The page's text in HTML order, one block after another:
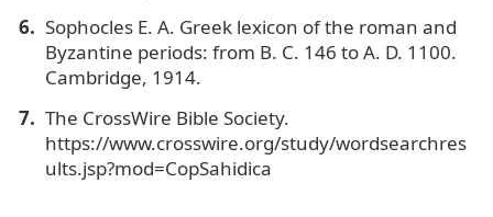
Sophocles E. A. Greek lexicon of the roman and
Byzantine periods: from B. C. 146 to A. D. 1100.
Cambridge, 1914.
The CrossWire Bible Society.
https://www.crosswire.org/study/wordsearchres
ults.jsp?mod=CopSahidica